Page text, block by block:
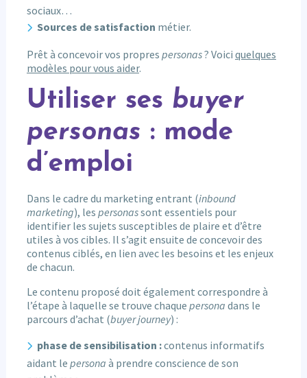
sociaux…
Sources de satisfaction métier.
Prêt à concevoir vos propres personas? Voici quelques
modèles pour vous aider.
Utiliser ses buyer
personas : mode
d’emploi
Dans le cadre du marketing entrant (inbound
marketing), les personassont essentiels pour
identifier les sujets susceptibles de plaire et d’être
utiles à vos cibles. Il s’agit ensuite de concevoir des
contenus ciblés, en lien avec les besoins et les enjeux
de chacun.
Le contenu proposé doit également correspondre à
l’étape à laquelle se trouve chaque persona dans le
parcours d’achat (buyer journey) :
phase de sensibilisation :contenus informatifs
aidant le persona à prendre conscience de son